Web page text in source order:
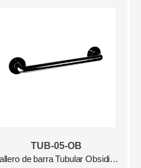
TUB-05-OB
Toallero de barra Tubular Obsidiana